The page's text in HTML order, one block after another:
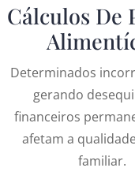
Cálculos De
Determinados
gerando
financeiros
afetam a
familiar.